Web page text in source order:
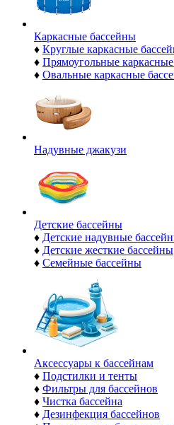
Каркасные бассейны
♦ Круглые каркасные
♦ Прямоугольные
♦ Овальные каркасные
Надувные джакузи
Детские бассейны
♦ Детские надувные
♦ Детские жесткие бассейны
♦ Семейные бассейны
Аксессуары к бассейнам
♦ Подстилки и тенты
♦ Фильтры для бассейнов
♦ Чистка бассейна
♦ Дезинфекция бассейнов